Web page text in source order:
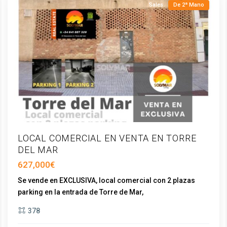
Sales De 2ª Mano
LOCAL COMERCIAL EN VENTA EN TORRE
DEL MAR
627,000€
Se vende en EXCLUSIVA, local comercial con 2 plazas
parking en la entrada de Torre de Mar,
378
del